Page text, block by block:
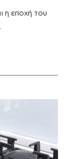
η εποχή του